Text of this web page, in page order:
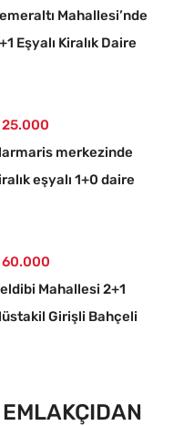
Mahallesi’nde
Eşyalı Kiralık Daire
25.000
merkezinde
eşyalı 1+0 daire
60.000
Mahallesi 2+1
Girişli Bahçeli